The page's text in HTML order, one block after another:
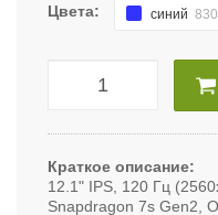
Цвета: синий 830
Краткое описание:
12.1" IPS, 120 Гц
Snapdragon 7s Gen2,